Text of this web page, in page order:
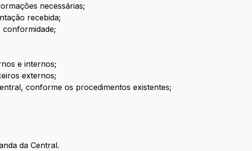
necessárias;
recebida;
e internos;
externos;
conforme os procedimentos existentes;
da Central.